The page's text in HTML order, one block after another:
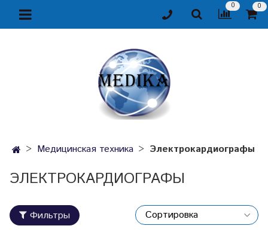
0 0
Медицинская техника Электрокардиографы
ЭЛЕКТРОКАРДИОГРАФЫ
Фильтры